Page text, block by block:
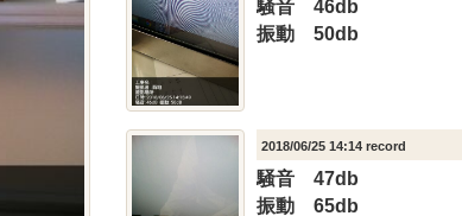
騒音 46db
振動 50db
2018/06/25 14:14 record
騒音 47db
振動 65db